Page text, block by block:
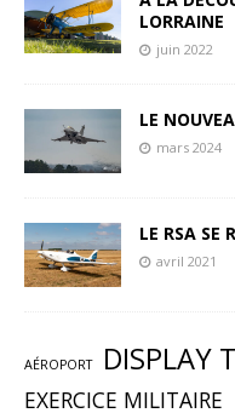
LORRAINE
juin 2022
LE
mars 2024
LE RSA SE
avril 2021
AÉROPORT DISPLAY
EXERCICE MILITAIRE